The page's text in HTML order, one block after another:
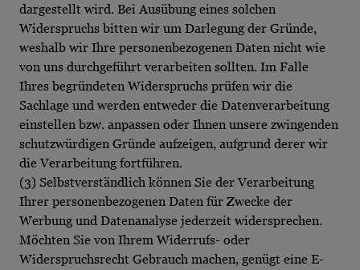
dargestellt wird. Bei Ausübung eines solchen
Widerspruchs bitten wir um Darlegung der Gründe,
weshalb wir Ihre personenbezogenen Daten nicht wie
von uns durchgeführt verarbeiten sollten. Im Falle
Ihres begründeten Widerspruchs prüfen wir die
Sachlage und werden entweder die Datenverarbeitung
einstellen bzw. anpassen oder Ihnen unsere zwingenden
schutzwürdigen Gründe aufzeigen, aufgrund derer wir
die Verarbeitung fortführen.
(3) Selbstverständlich können Sie der Verarbeitung
Ihrer personenbezogenen Daten für Zwecke der
Werbung und Datenanalyse jederzeit widersprechen.
Möchten Sie von Ihrem Widerrufs- oder
Widerspruchsrecht Gebrauch machen, genügt eine E-